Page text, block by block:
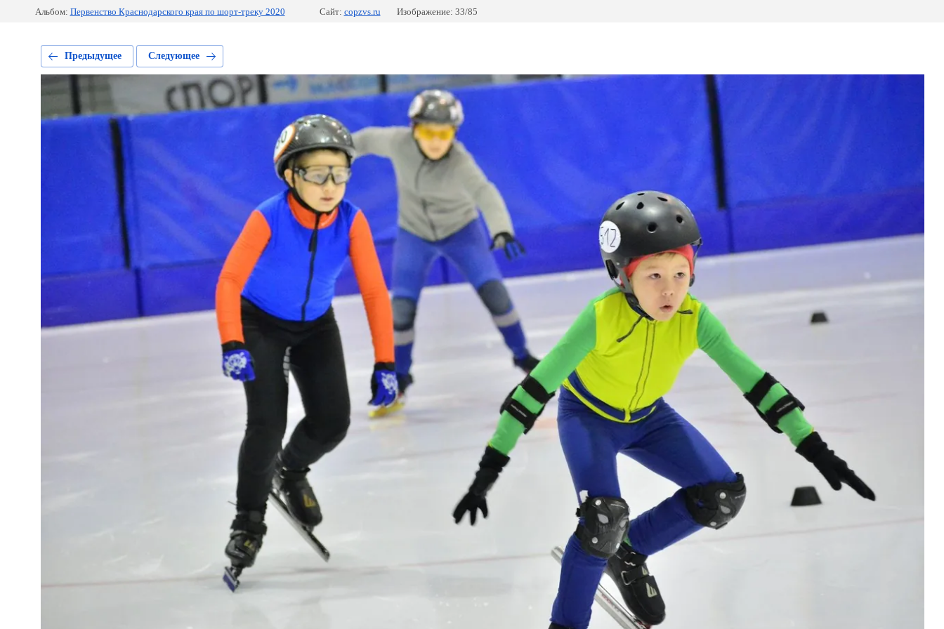
Альбом: Первенство Краснодарского края по шорт-треку 2020 Сайт: copzvs.ru Изображение: 33/85
Предыдущее Следующее